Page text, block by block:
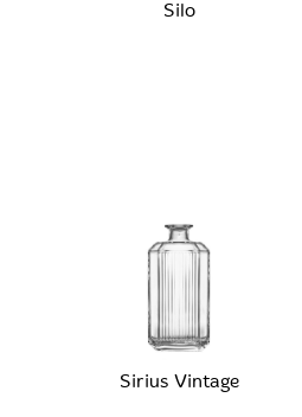
Silo
Sirius Vintage